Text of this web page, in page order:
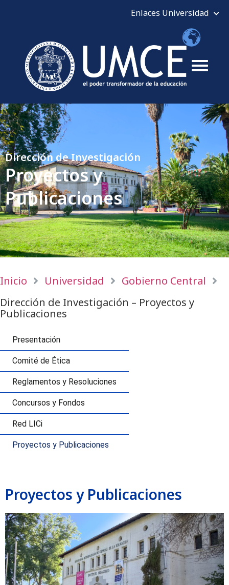
Dirección de Investigación
Proyectos y
Publicaciones
Inicio Universidad
Gobierno Central
Dirección de Investigación – Proyectos y
Publicaciones
Presentación
Comité de Ética
Reglamentos y Resoluciones
Concursos y Fondos
Red LICi
Proyectos y Publicaciones
Proyectos y Publicaciones